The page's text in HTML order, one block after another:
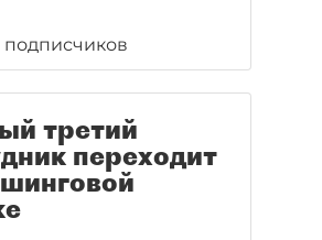
подписчиков
третий
переходит